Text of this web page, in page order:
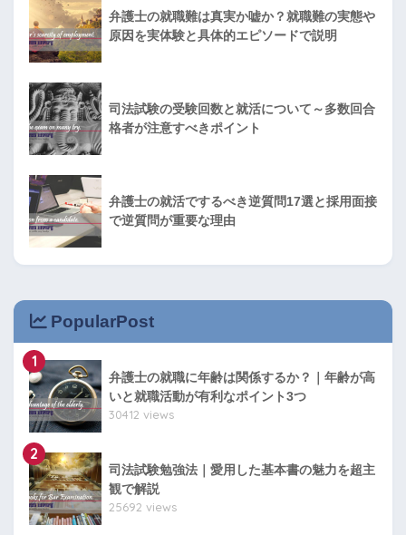
弁護士の就職難は真実か嘘か？就職難の実態や
原因を実体験と具体的エピソードで説明
司法試験の受験回数と就活について～多数回合
格者が注意すべきポイント
弁護士の就活でするべき逆質問17選と採用面接
で逆質問が重要な理由
PopularPost
1
弁護士の就職に年齢は関係するか？｜年齢が高
いと就職活動が有利なポイント3つ
30412 views
2
司法試験勉強法｜愛用した基本書の魅力を超主
観で解説
25692 views